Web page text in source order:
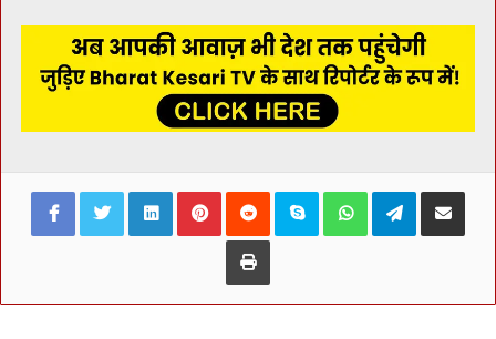
FacebookTwitterLinkedInPinterestReddit Skype WhatsAppTelegramShare via
Print